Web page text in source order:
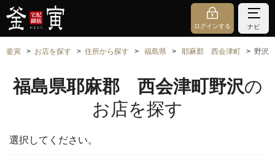
ログインする ナビ
釜寅 お店を探す 住所から探す 福島県 耶麻郡 西会津町 野沢
福島県耶麻郡 西会津町野沢の
お店を探す
選択してください。